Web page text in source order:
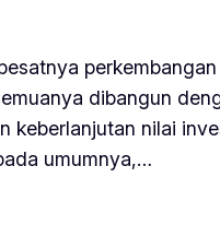
dibangun
keberlanjutan nilai
umumnya,…